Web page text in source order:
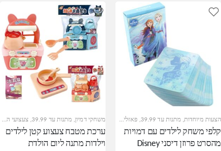
הצעות מיוחדות, מתנות עד 39.99 , פאזלים ומשחקי לוח ,צעצועי דיסני
קלפי משחק לילדים עם דמויות
מהסרט פרוזן דיסני Disney
משחקי דמיון, מתנות עד 39.99 , צעצועי התפתחות
ערכת מטבח צעצוע קטן לילדים
וילדות מתנה ליום הולדת